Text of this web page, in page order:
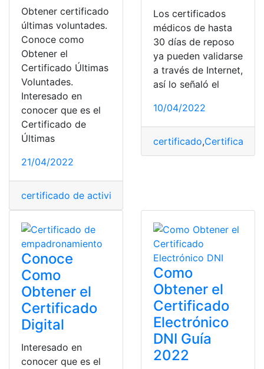
Obtener certificado
últimas voluntades.
Conoce como
Obtener el
Certificado Últimas
Voluntades.
Interesado en
conocer que es el
Certificado de
Últimas
21/04/2022
certificado de actividades
Los certificados
médicos de hasta
30 días de reposo
ya pueden validarse
a través de Internet,
así lo señaló el
10/04/2022
certificado,Certificado
Conoce
Como
Obtener el
Certificado
Digital
Interesado en
conocer que es el
Como
Obtener el
Certificado
Electrónico
DNI Guía
2022